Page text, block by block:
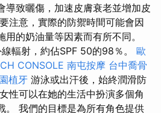
導致曬傷，加速皮膚衰老並增加皮
注意，實際的防禦時間可能會因
的奶油量等因素而有所不同。
輻射，約佔SPF 50的98％。 歐
CONSOLE 南屯按摩 台中喬骨
植牙 游泳或出汗後，始終潤滑防
性可以在她的生活中扮演多個角
。 我們的目標是為所有角色提供